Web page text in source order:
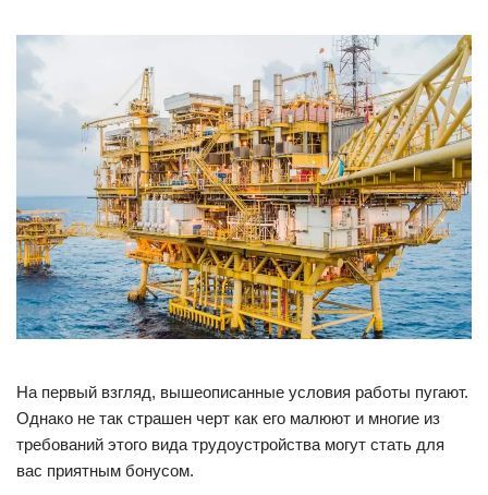
На первый взгляд, вышеописанные условия работы пугают.
Однако не так страшен черт как его малюют и многие из
требований этого вида трудоустройства могут стать для
вас приятным бонусом.